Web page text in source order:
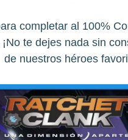
completar al 100%
te dejes nada sin
de nuestros héroes